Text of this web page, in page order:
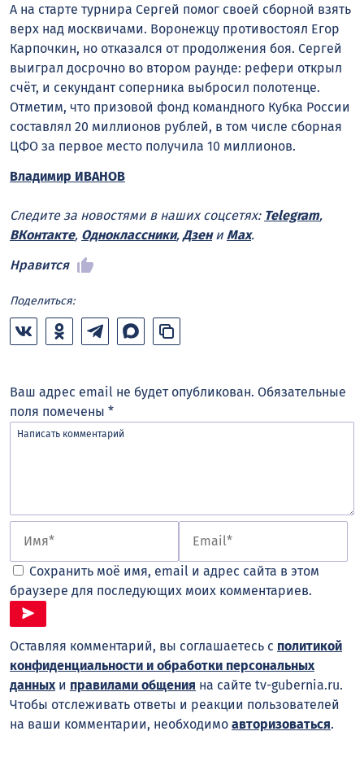
А на старте турнира Сергей помог своей сборной взять
верх над москвичами. Воронежцу противостоял Егор
Карпочкин, но отказался от продолжения боя. Сергей
выиграл досрочно во втором раунде: рефери открыл
счёт, и секундант соперника выбросил полотенце.
Отметим, что призовой фонд командного Кубка России
составлял 20 миллионов рублей, в том числе сборная
ЦФО за первое место получила 10 миллионов.
Владимир ИВАНОВ
Следите за новостями в наших соцсетях: Telegram,
ВКонтакте, Одноклассники, Дзени Max.
Нравится
Поделиться:
Ваш адрес email не будет опубликован. Обязательные
поля помечены *
Сохранить моё имя, email и адрес сайта в этом
браузере для последующих моих комментариев.
Оставляя комментарий, вы соглашаетесь с политикой
конфиденциальности и обработки персональных
данныхи правилами общения на сайте tv-gubernia.ru.
Чтобы отслеживать ответы и реакции пользователей
на ваши комментарии, необходимо авторизоваться.